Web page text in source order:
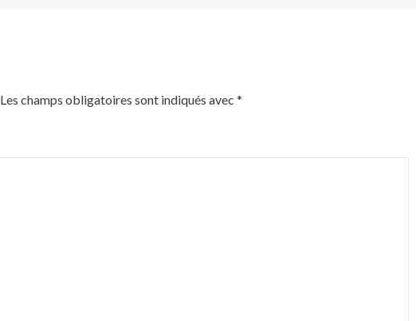
Les champs obligatoires sont indiqués avec *